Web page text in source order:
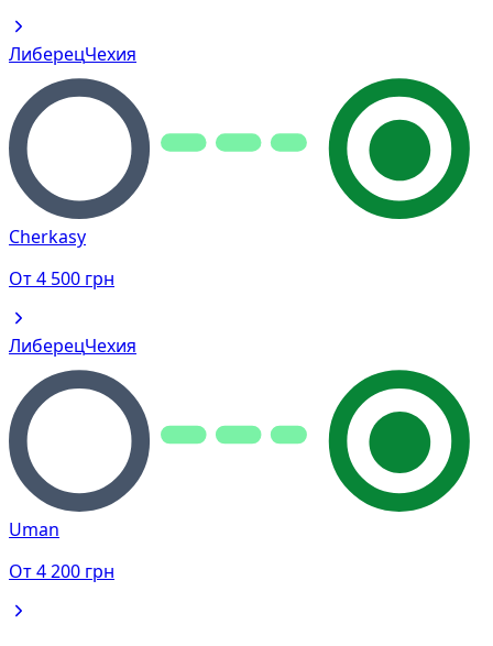
ЛиберецЧехия
Cherkasy
От4 500 грн
ЛиберецЧехия
Uman
От4 200 грн